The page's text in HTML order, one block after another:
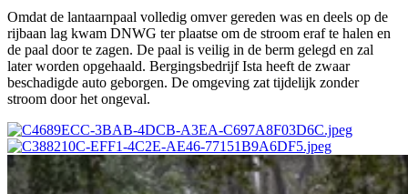
Omdat de lantaarnpaal volledig omver gereden was en deels op de
rijbaan lag kwam DNWG ter plaatse om de stroom eraf te halen en
de paal door te zagen. De paal is veilig in de berm gelegd en zal
later worden opgehaald. Bergingsbedrijf Ista heeft de zwaar
beschadigde auto geborgen. De omgeving zat tijdelijk zonder
stroom door het ongeval.